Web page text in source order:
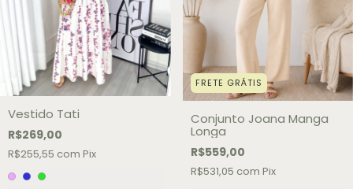
Vestido Tati
R$269,00
R$255,55 com Pix
FRETE GRÁTIS
Conjunto Joana Manga
Longa
R$559,00
R$531,05 com Pix